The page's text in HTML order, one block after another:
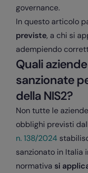
governance.
In questo articolo
previste, a chi si
adempiendo
Quali
sanzionate
della NIS2?
Non tutte le
obblighi previsti
n. 138/2024
sanzionato in Italia
normativa si